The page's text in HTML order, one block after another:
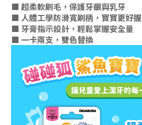
■ 超柔軟刷毛，保護牙齦與乳牙
■ 人體工學防滑寬刷柄，寶寶更好握
■ 牙膏指示設計，輕鬆掌握安全量
■ 一卡兩支，雙色替換